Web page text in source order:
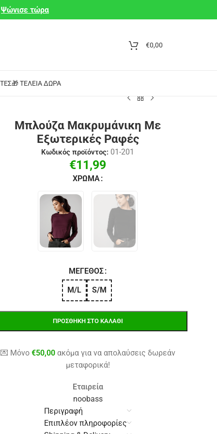
Ψώνισε τώρα
€0,00
🎁 ΤΈΛΕΙΑ ΔΏΡΑ
Μπλούζα Μακρυμάνικη Με
Εξωτερικές Ραφές
Κωδικός προϊόντος: 01-201
€11,99
ΧΡΏΜΑ
ΜΈΓΕΘΟΣ
M/L S/M
ΠΡΟΣΘΉΚΗ ΣΤΟ ΚΑΛΆΘΙ
💌 Μόνο €50,00ακόμα για να απολαύσεις δωρεάν
μεταφορικά!
Εταιρεία
noobass
Περιγραφή
Επιπλέον πληροφορίες